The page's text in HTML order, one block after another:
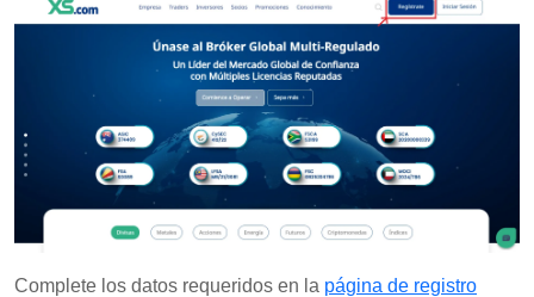
Complete los datos requeridos en la página de registro